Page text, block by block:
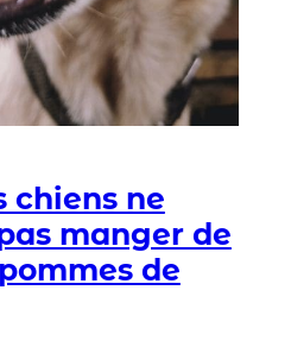
chiens ne
manger de
de